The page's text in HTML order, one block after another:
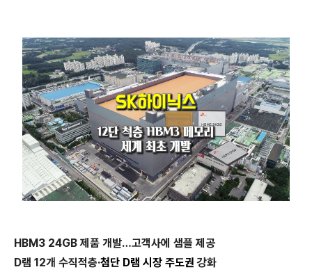
HBM3 24GB 제품 개발…고객사에 샘플 제공
D램 12개 수직적층·첨단 D램 시장 주도권 강화